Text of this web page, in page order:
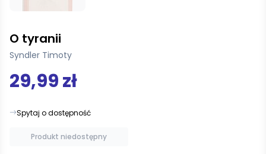
O tyranii
Syndler Timoty
29,99 zł
Spytaj o dostępność
Produkt niedostępny